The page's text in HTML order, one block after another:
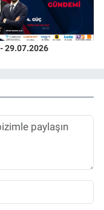
29.07.2026